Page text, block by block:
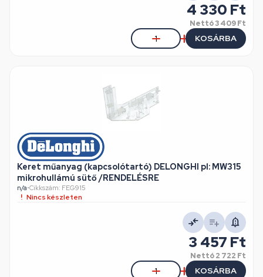
4 330 Ft
Nettó3 409 Ft
KOSÁRBA
Keret műanyag (kapcsolótartó) DELONGHI pl: MW315
mikrohullámú sütő /RENDELÉSRE
n/a•Cikkszám: FEG915
Nincs készleten
3 457 Ft
Nettó2 722 Ft
KOSÁRBA